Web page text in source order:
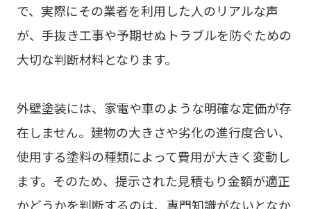
で、実際にその業者を利用した人のリアルな声
が、手抜き工事や予期せぬトラブルを防ぐための
大切な判断材料となります。
外壁塗装には、家電や車のような明確な定価が存
在しません。建物の大きさや劣化の進行度合い、
使用する塗料の種類によって費用が大きく変動し
ます。そのため、提示された見積もり金額が適正
かどうかを判断するのは、専門知識がないとなか